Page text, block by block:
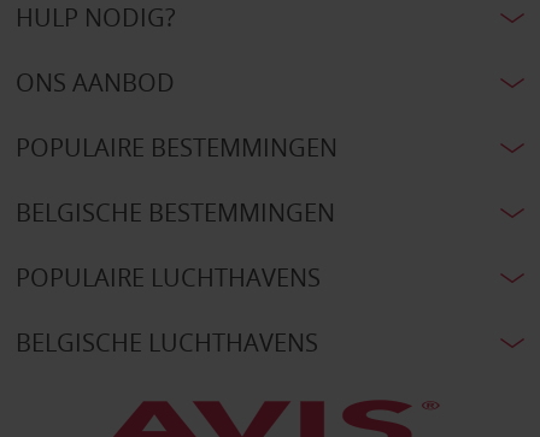
HULP NODIG?
ONS AANBOD
POPULAIRE BESTEMMINGEN
BELGISCHE BESTEMMINGEN
POPULAIRE LUCHTHAVENS
BELGISCHE LUCHTHAVENS